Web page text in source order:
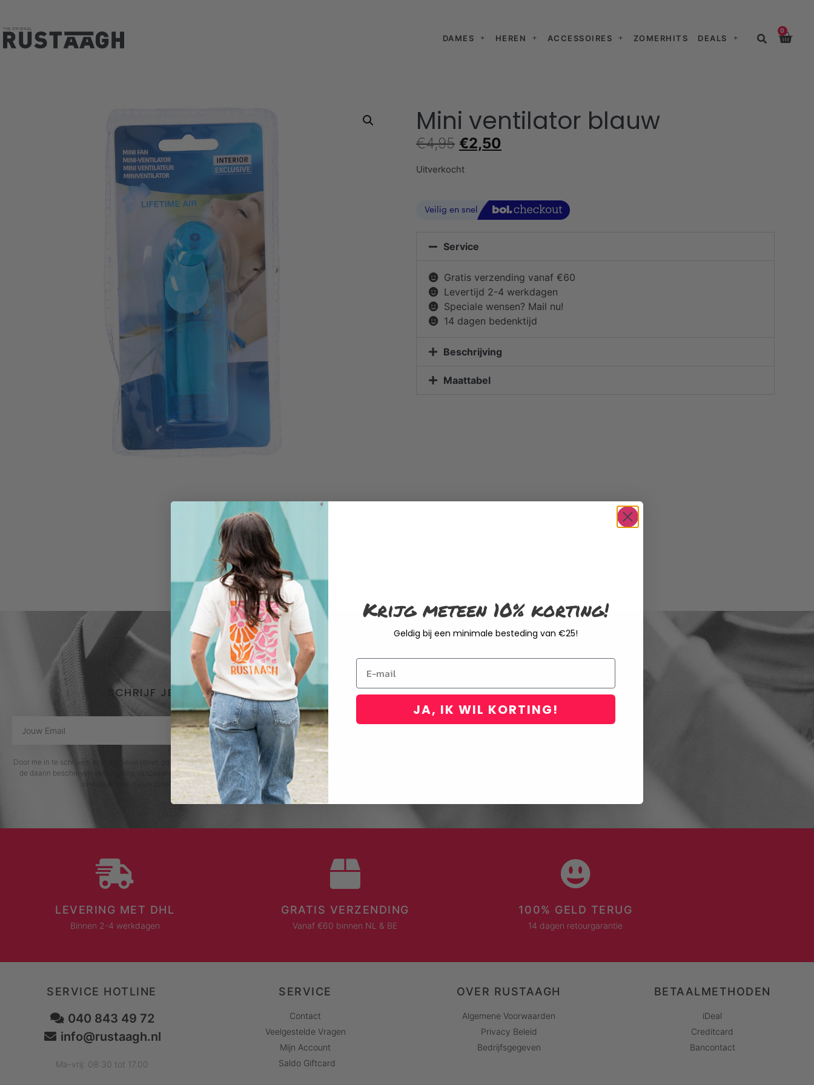
DAMES HEREN ACCESSOIRES ZOMERHITS DEALS
0
Mini ventilator blauw
€4,95 €2,50
Uitverkocht
Service
Gratis verzending vanaf €60
Levertijd 2-4 werkdagen
Speciale wensen? Mail nu!
14 dagen bedenktijd
Beschrijving
Maattabel
SCHRIJF JE IN VOOR DE NIEUWSBRIEF
INSCHRIJVEN
Door me in te schrijven voor de nieuwsbrief, ga ik akkoord met het privacybeleid van Rustaagh en geef ik toestemming voor
de daarin beschreven verzameling, opslag en verwerking van gegevens. Afmelden is op elk moment mogelijk via de link
onderaan elke nieuwsbrief of door contact op te nemen met onze klantenservice.
LEVERING MET DHL
Binnen 2-4 werkdagen
GRATIS VERZENDING
Vanaf €60 binnen NL & BE
100% GELD TERUG
14 dagen retourgarantie
SERVICE HOTLINE
040 843 49 72
info@rustaagh.nl
Ma-vrij: 08:30 tot 17.00
SERVICE
Contact
Veelgestelde Vragen
Mijn Account
Saldo Giftcard
OVER RUSTAAGH
Algemene Voorwaarden
Privacy Beleid
Bedrijfsgegeven
BETAALMETHODEN
iDeal
Creditcard
Bancontact
Krijg meteen 10% korting!
Geldig bij een minimale besteding van €25!
Email
JA, IK WIL KORTING!